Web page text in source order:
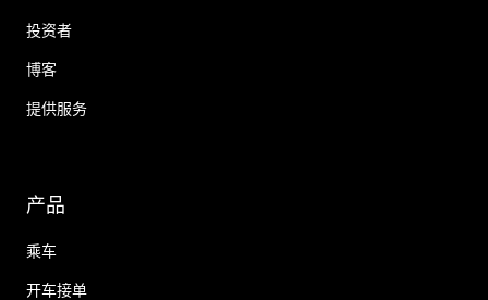
投资者
博客
提供服务
产品
乘车
开车接单